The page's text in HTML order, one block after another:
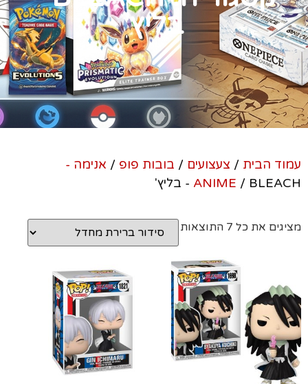
בליץ'
עמוד הבית / צעצועים / בובות פופ / אנימה -
ANIME / BLEACH - בליץ'
מציגים את כל ⁦7⁩ התוצאות